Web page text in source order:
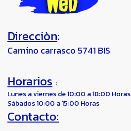
Direcciòn:
Camino carrasco 5741 BIS
Horarios :
Lunes a viernes de 10:00 a 18:00 Horas
Sábados 10:00 a 15:00 Horas
Contacto: